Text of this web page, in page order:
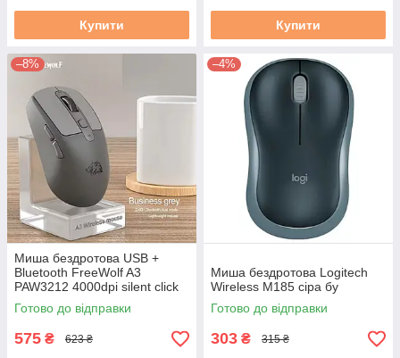
Купити Купити
–8%
Миша бездротова USB +
Bluetooth FreeWolf A3
PAW3212 4000dpi silent click
72g темно-сіра
Готово до відправки
575 ₴ 623 ₴
–4%
Миша бездротова Logitech
Wireless M185 сіра бу
Готово до відправки
303 ₴ 315 ₴